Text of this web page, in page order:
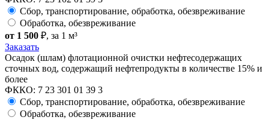
Сбор, транспортирование, обработка, обезвреживание
Обработка, обезвреживание
от 1 500 ₽, за 1 м³
Заказать
Осадок (шлам) флотационной очистки нефтесодержащих
сточных вод, содержащий нефтепродукты в количестве 15% и
более
ФККО: 7 23 301 01 39 3
Сбор, транспортирование, обработка, обезвреживание
Обработка, обезвреживание